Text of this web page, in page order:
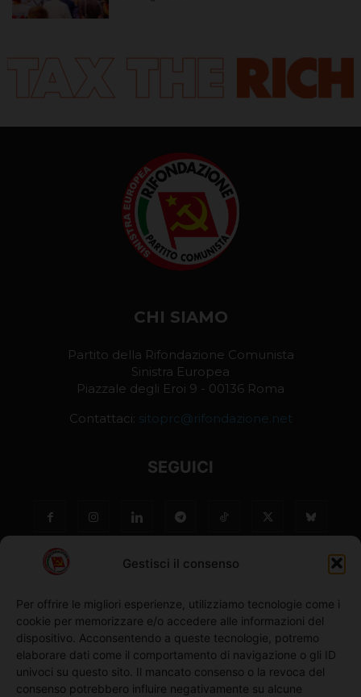
Gestisci il consenso
Per offrire le migliori esperienze, utilizziamo tecnologie come i
cookie per memorizzare e/o accedere alle informazioni del
dispositivo. Acconsentendo a queste tecnologie, potremo
elaborare dati come il comportamento di navigazione o gli ID
univoci su questo sito. Il mancato consenso o la revoca del
consenso potrebbero influire negativamente su alcune
CHI SIAMO
Partito della Rifondazione Comunista
Sinistra Europea
Piazzale degli Eroi 9 - 00136 Roma
Contattaci: sitoprc@rifondazione.net
SEGUICI
NO ©
Richiedi l'adesione